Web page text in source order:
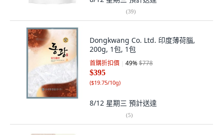
(39)
Dongkwang Co. Ltd. 印度薄荷腦,
200g, 1包, 1包
首購折扣價 49%$778
$395
($19.75/10g)
8/12 星期三 預計送達
(5)